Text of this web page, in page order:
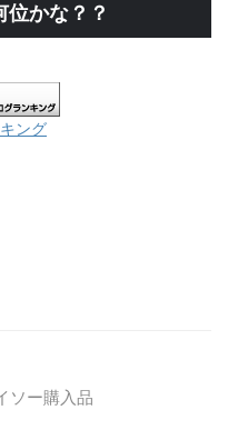
かな？？
ング
ソー購入品